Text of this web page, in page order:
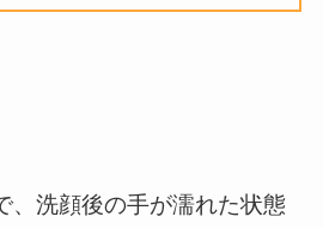
、洗顔後の手が濡れた状態